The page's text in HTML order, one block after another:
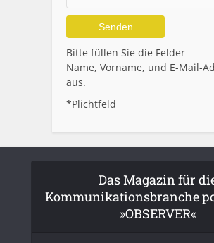
Alternative:
Bitte füllen Sie die Felder
Name, Vorname, und E-Mail-
aus.
*Plichtfeld
Das Magazin für
Kommunikationsbranche
»OBSERVER«